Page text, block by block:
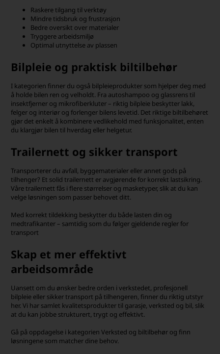
Raskere tilgang til verktøy
Mindre tidsbruk og frustrasjon
Bedre oversikt over materialer
Tryggere arbeidsmiljø
Optimal utnyttelse av plassen
Bilpleie og praktisk biltilbehør
I kategorien finner du også bilpleieprodukter som hjelper deg med
å holde bilen ren og velholdt. Fra autoshampoo og glassrens til
insektfjerner og mikrofiberkluter – riktig bilpleie beskytter lakk,
felger og interiør og forlenger bilens levetid. Det riktige biltilbehøret
gjør det enkelt å kombinere vedlikehold med funksjonalitet, enten
du klargjør bilen til hverdag eller helgetur.
Trailernett og sikker transport
Transporterer du avfall, byggematerialer eller annet gods på
tilhenger? Et solid trailernett er avgjørende for korrekt lastsikring.
Våre trailernett fås i flere størrelser og masketyper, slik at du kan
velge løsningen som passer behovet ditt.
Med korrekt tildekking beskytter du både lasten din og
medtrafikanter – samtidig som du følger gjeldende regler for
transport
Skap et mer effektivt
arbeidsområde
Uansett om du ønsker bedre orden i verkstedet, profesjonell
bilpleie eller sikker transport på tilhengeren, finner du riktig utstyr
her. Vi har samlet kvalitetsprodukter til garasje, verksted og bil, slik
at du kan jobbe strukturert, trygt og effektivt.
Gå på oppdagelse i kategorien Verksted og biltilbehør og finn
løsningene som matcher dine behov.